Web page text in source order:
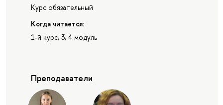
Курс обязательный
Когда читается:
1-й курс, 3, 4 модуль
Преподаватели